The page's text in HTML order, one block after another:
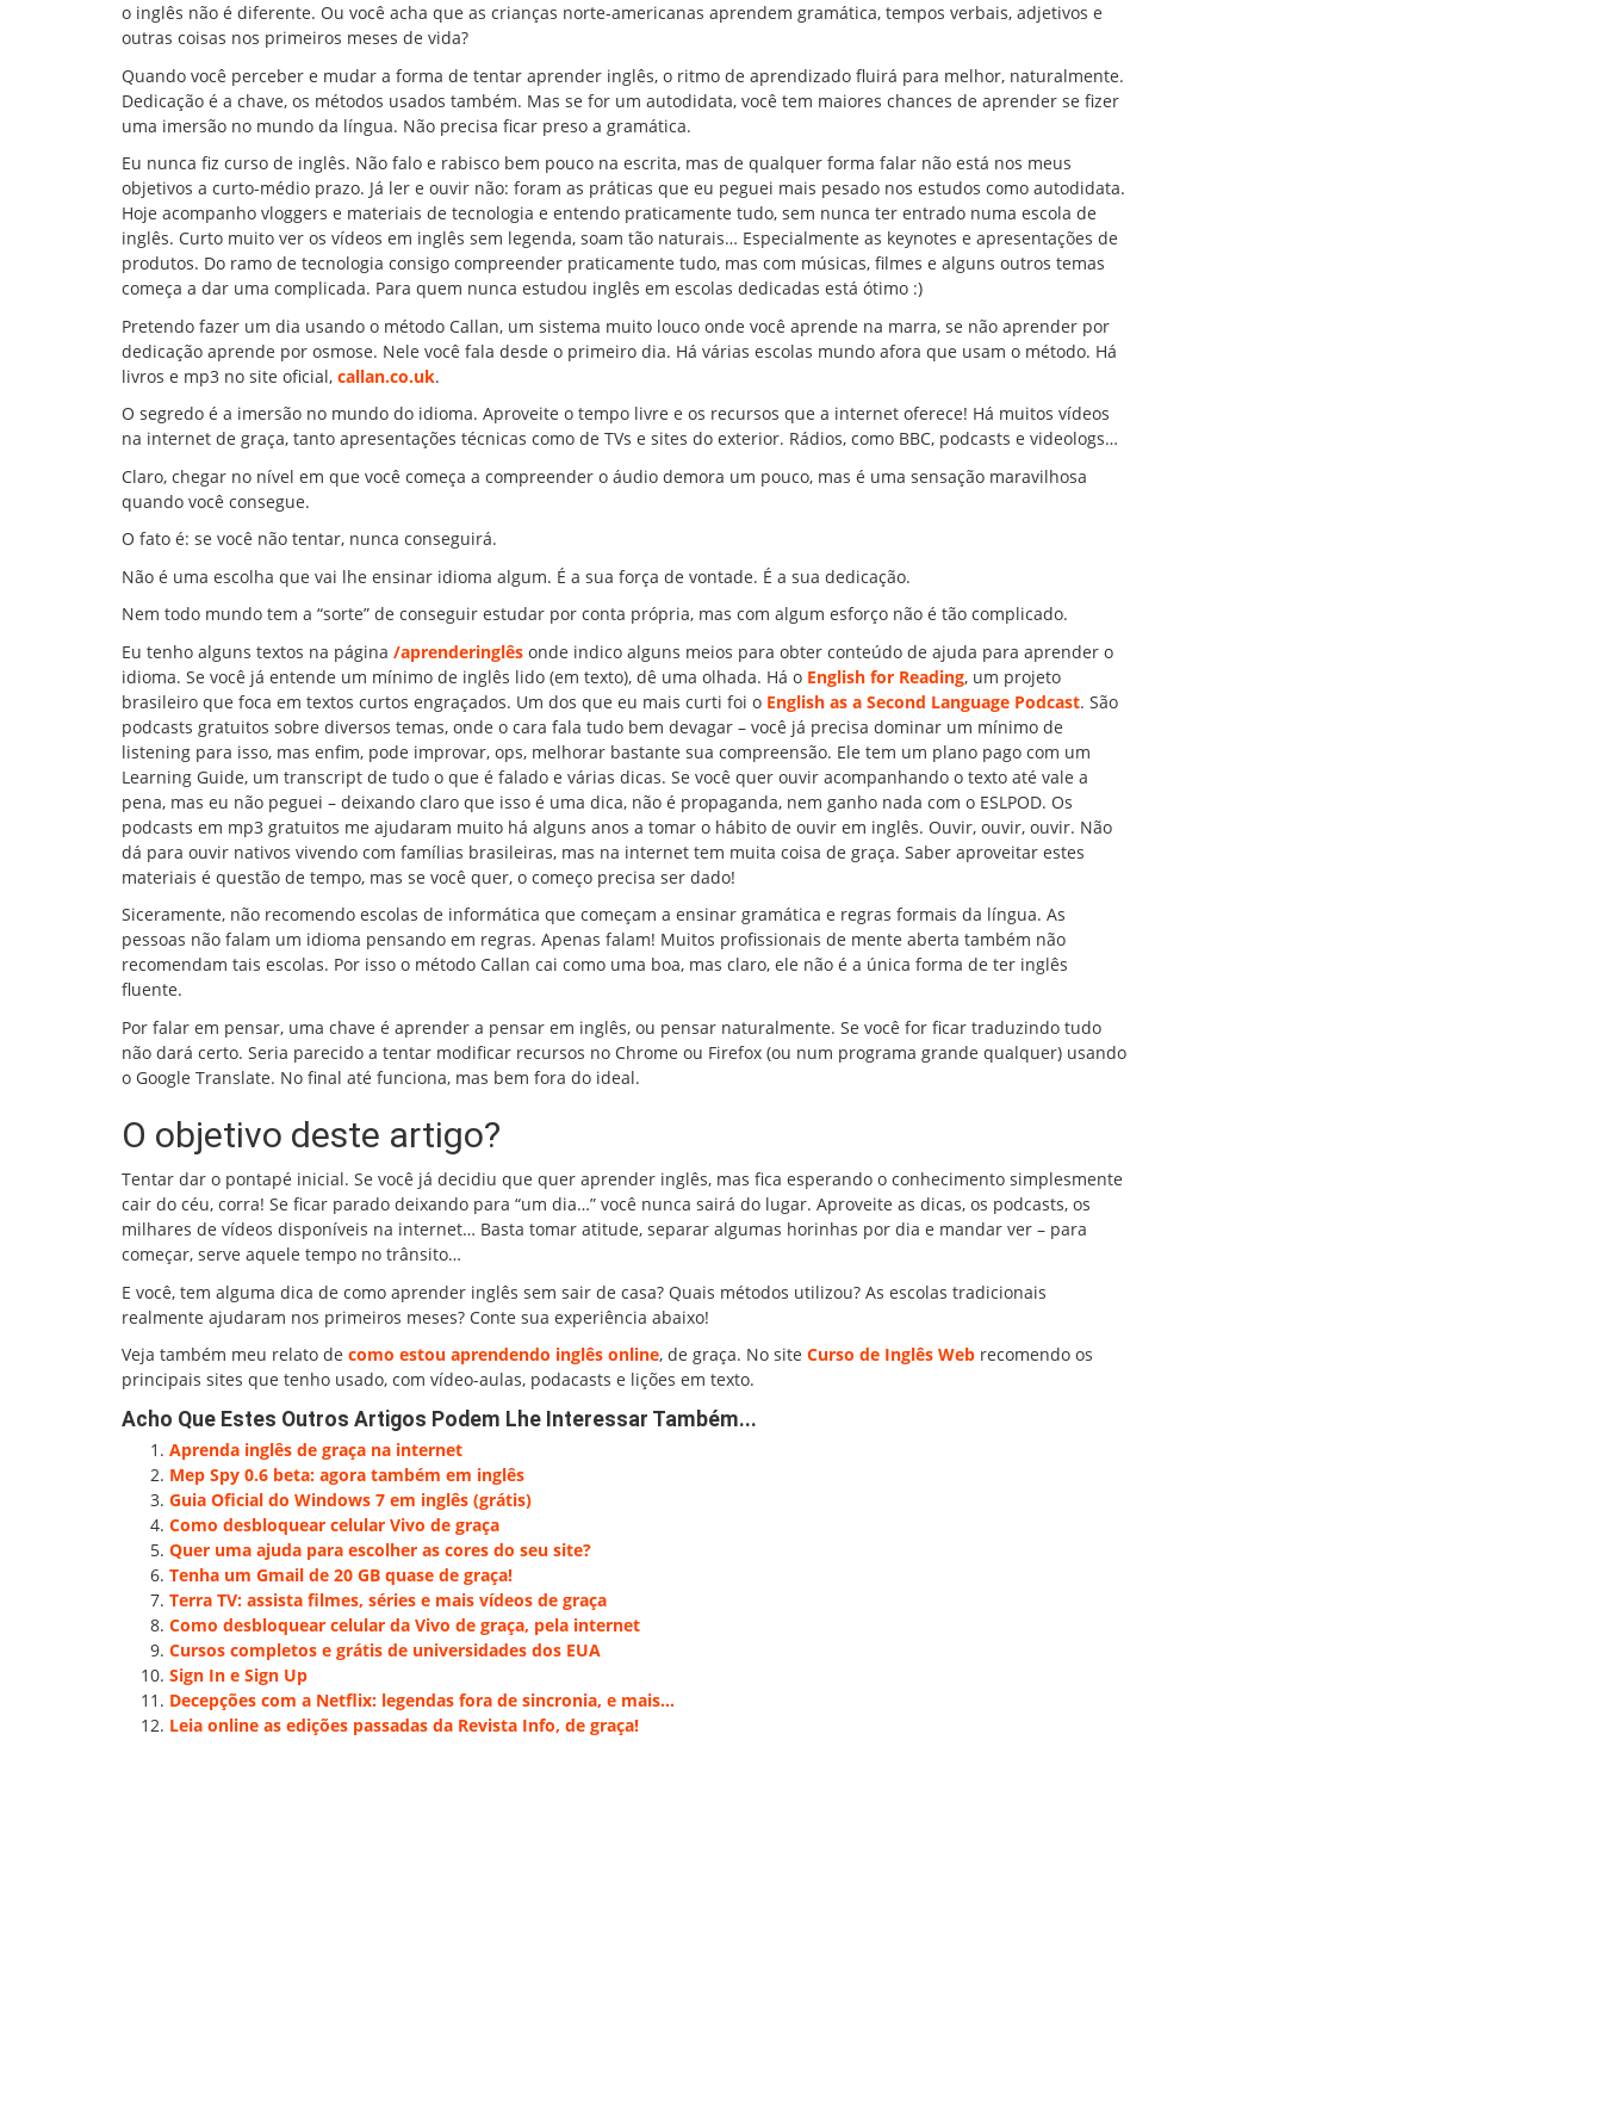
o inglês não é diferente. Ou você acha que as crianças norte-americanas aprendem gramática, tempos verbais, adjetivos e
outras coisas nos primeiros meses de vida?
Quando você perceber e mudar a forma de tentar aprender inglês, o ritmo de aprendizado fluirá para melhor, naturalmente.
Dedicação é a chave, os métodos usados também. Mas se for um autodidata, você tem maiores chances de aprender se fizer
uma imersão no mundo da língua. Não precisa ficar preso a gramática.
Eu nunca fiz curso de inglês. Não falo e rabisco bem pouco na escrita, mas de qualquer forma falar não está nos meus
objetivos a curto-médio prazo. Já ler e ouvir não: foram as práticas que eu peguei mais pesado nos estudos como autodidata.
Hoje acompanho vloggers e materiais de tecnologia e entendo praticamente tudo, sem nunca ter entrado numa escola de
inglês. Curto muito ver os vídeos em inglês sem legenda, soam tão naturais… Especialmente as keynotes e apresentações de
produtos. Do ramo de tecnologia consigo compreender praticamente tudo, mas com músicas, filmes e alguns outros temas
começa a dar uma complicada. Para quem nunca estudou inglês em escolas dedicadas está ótimo :)
Pretendo fazer um dia usando o método Callan, um sistema muito louco onde você aprende na marra, se não aprender por
dedicação aprende por osmose. Nele você fala desde o primeiro dia. Há várias escolas mundo afora que usam o método. Há
livros e mp3 no site oficial, callan.co.uk.
O segredo é a imersão no mundo do idioma. Aproveite o tempo livre e os recursos que a internet oferece! Há muitos vídeos
na internet de graça, tanto apresentações técnicas como de TVs e sites do exterior. Rádios, como BBC, podcasts e videologs…
Claro, chegar no nível em que você começa a compreender o áudio demora um pouco, mas é uma sensação maravilhosa
quando você consegue.
O fato é: se você não tentar, nunca conseguirá.
Não é uma escolha que vai lhe ensinar idioma algum. É a sua força de vontade. É a sua dedicação.
Nem todo mundo tem a “sorte” de conseguir estudar por conta própria, mas com algum esforço não é tão complicado.
Eu tenho alguns textos na página /aprenderinglês onde indico alguns meios para obter conteúdo de ajuda para aprender o
idioma. Se você já entende um mínimo de inglês lido (em texto), dê uma olhada. Há o English for Reading, um projeto
brasileiro que foca em textos curtos engraçados. Um dos que eu mais curti foi o English as a Second Language Podcast. São
podcasts gratuitos sobre diversos temas, onde o cara fala tudo bem devagar – você já precisa dominar um mínimo de
listening para isso, mas enfim, pode improvar, ops, melhorar bastante sua compreensão. Ele tem um plano pago com um
Learning Guide, um transcript de tudo o que é falado e várias dicas. Se você quer ouvir acompanhando o texto até vale a
pena, mas eu não peguei – deixando claro que isso é uma dica, não é propaganda, nem ganho nada com o ESLPOD. Os
podcasts em mp3 gratuitos me ajudaram muito há alguns anos a tomar o hábito de ouvir em inglês. Ouvir, ouvir, ouvir. Não
dá para ouvir nativos vivendo com famílias brasileiras, mas na internet tem muita coisa de graça. Saber aproveitar estes
materiais é questão de tempo, mas se você quer, o começo precisa ser dado!
Siceramente, não recomendo escolas de informática que começam a ensinar gramática e regras formais da língua. As
pessoas não falam um idioma pensando em regras. Apenas falam! Muitos profissionais de mente aberta também não
recomendam tais escolas. Por isso o método Callan cai como uma boa, mas claro, ele não é a única forma de ter inglês
fluente.
Por falar em pensar, uma chave é aprender a pensar em inglês, ou pensar naturalmente. Se você for ficar traduzindo tudo
não dará certo. Seria parecido a tentar modificar recursos no Chrome ou Firefox (ou num programa grande qualquer) usando
o Google Translate. No final até funciona, mas bem fora do ideal.
O objetivo deste artigo?
Tentar dar o pontapé inicial. Se você já decidiu que quer aprender inglês, mas fica esperando o conhecimento simplesmente
cair do céu, corra! Se ficar parado deixando para “um dia…” você nunca sairá do lugar. Aproveite as dicas, os podcasts, os
milhares de vídeos disponíveis na internet… Basta tomar atitude, separar algumas horinhas por dia e mandar ver – para
começar, serve aquele tempo no trânsito…
E você, tem alguma dica de como aprender inglês sem sair de casa? Quais métodos utilizou? As escolas tradicionais
realmente ajudaram nos primeiros meses? Conte sua experiência abaixo!
Veja também meu relato de como estou aprendendo inglês online, de graça. No site Curso de Inglês Web recomendo os
principais sites que tenho usado, com vídeo-aulas, podacasts e lições em texto.
Acho Que Estes Outros Artigos Podem Lhe Interessar Também...
Aprenda inglês de graça na internet
Mep Spy 0.6 beta: agora também em inglês
Guia Oficial do Windows 7 em inglês (grátis)
Como desbloquear celular Vivo de graça
Quer uma ajuda para escolher as cores do seu site?
Tenha um Gmail de 20 GB quase de graça!
Terra TV: assista filmes, séries e mais vídeos de graça
Como desbloquear celular da Vivo de graça, pela internet
Cursos completos e grátis de universidades dos EUA
Sign In e Sign Up
Decepções com a Netflix: legendas fora de sincronia, e mais…
Leia online as edições passadas da Revista Info, de graça!